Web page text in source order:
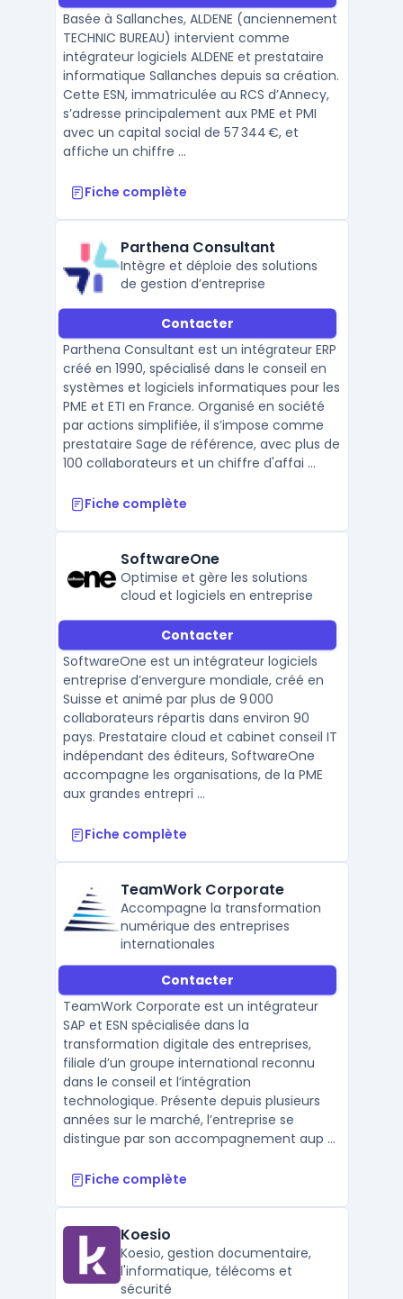
Basée à Sallanches, ALDENE (anciennement
TECHNIC BUREAU) intervient comme
intégrateur logiciels ALDENE et prestataire
informatique Sallanches depuis sa création.
Cette ESN, immatriculée au RCS d’Annecy,
s’adresse principalement aux PME et PMI
avec un capital social de 57 344 €, et
affiche un chiffre ...
Fiche complète
Parthena Consultant
Intègre et déploie des solutions
de gestion d’entreprise
Contacter
Parthena Consultant est un intégrateur ERP
créé en 1990, spécialisé dans le conseil en
systèmes et logiciels informatiques pour les
PME et ETI en France. Organisé en société
par actions simplifiée, il s’impose comme
prestataire Sage de référence, avec plus de
100 collaborateurs et un chiffre d'affai ...
Fiche complète
SoftwareOne
Optimise et gère les solutions
cloud et logiciels en entreprise
Contacter
SoftwareOne est un intégrateur logiciels
entreprise d’envergure mondiale, créé en
Suisse et animé par plus de 9 000
collaborateurs répartis dans environ 90
pays. Prestataire cloud et cabinet conseil IT
indépendant des éditeurs, SoftwareOne
accompagne les organisations, de la PME
aux grandes entrepri ...
Fiche complète
TeamWork Corporate
Accompagne la transformation
numérique des entreprises
internationales
Contacter
TeamWork Corporate est un intégrateur
SAP et ESN spécialisée dans la
transformation digitale des entreprises,
filiale d’un groupe international reconnu
dans le conseil et l’intégration
technologique. Présente depuis plusieurs
années sur le marché, l’entreprise se
distingue par son accompagnement aup ...
Fiche complète
Koesio
Koesio, gestion documentaire,
l'informatique, télécoms et
sécurité